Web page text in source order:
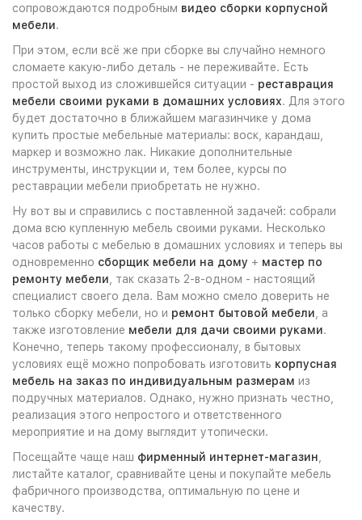
сопровождаются подробным видео сборки корпусной
мебели.
При этом, если всё же при сборке вы случайно немного
сломаете какую-либо деталь - не переживайте. Есть
простой выход из сложившейся ситуации - реставрация
мебели своими руками в домашних условиях. Для этого
будет достаточно в ближайшем магазинчике у дома
купить простые мебельные материалы: воск, карандаш,
маркер и возможно лак. Никакие дополнительные
инструменты, инструкции и, тем более, курсы по
реставрации мебели приобретать не нужно.
Ну вот вы и справились с поставленной задачей: собрали
дома всю купленную мебель своими руками. Несколько
часов работы с мебелью в домашних условиях и теперь вы
одновременно сборщик мебели на дому + мастер по
ремонту мебели , так сказать 2-в-одном - настоящий
специалист своего дела. Вам можно смело доверить не
только сборку мебели, но и ремонт бытовой мебели , а
также изготовление мебели для дачи своими руками.
Конечно, теперь такому профессионалу, в бытовых
условиях ещё можно попробовать изготовить корпусная
мебель на заказ по индивидуальным размерам из
подручных материалов. Однако, нужно признать честно,
реализация этого непростого и ответственного
мероприятие и на дому выглядит утопически.
Посещайте чаще наш фирменный интернет-магазин
листайте каталог, сравнивайте цены и покупайте мебель
фабричного производства, оптимальную по цене и
качеству.